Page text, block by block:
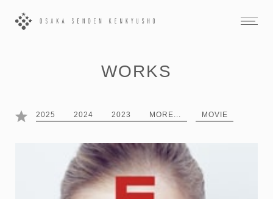
WORKS
2025 2024 2023 MORE... MOVIE